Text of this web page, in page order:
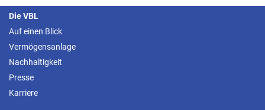
Die VBL
Auf einen Blick
Vermögensanlage
Nachhaltigkeit
Presse
Karriere